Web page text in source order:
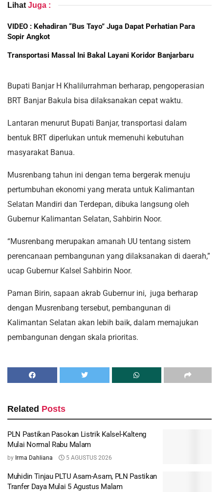
Lihat Juga :
VIDEO : Kehadiran “Bus Tayo” Juga Dapat Perhatian Para
Sopir Angkot
Transportasi Massal Ini Bakal Layani Koridor Banjarbaru
Bupati Banjar H Khalilurrahman berharap, pengoperasian
BRT Banjar Bakula bisa dilaksanakan cepat waktu.
Lantaran menurut Bupati Banjar, transportasi dalam
bentuk BRT diperlukan untuk memenuhi kebutuhan
masyarakat Banua.
Musrenbang tahun ini dengan tema bergerak menuju
pertumbuhan ekonomi yang merata untuk Kalimantan
Selatan Mandiri dan Terdepan, dibuka langsung oleh
Gubernur Kalimantan Selatan, Sahbirin Noor.
“Musrenbang merupakan amanah UU tentang sistem
perencanaan pembangunan yang dilaksanakan di daerah,”
ucap Gubernur Kalsel Sahbirin Noor.
Paman Birin, sapaan akrab Gubernur ini, juga berharap
dengan Musrenbang tersebut, pembangunan di
Kalimantan Selatan akan lebih baik, dalam memajukan
pembangunan dengan skala prioritas.
Related Posts
PLN Pastikan Pasokan Listrik Kalsel-Kalteng
Mulai Normal Rabu Malam
by Irma Dahliana 5 AGUSTUS 2026
Muhidin Tinjau PLTU Asam-Asam, PLN Pastikan
Tranfer Daya Mulai 5 Agustus Malam